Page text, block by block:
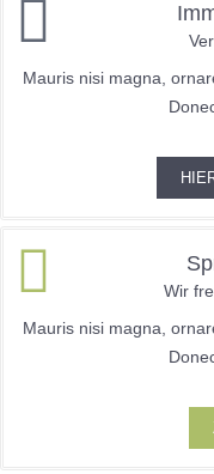
Mauris nisi magna,
Wir
Mauris nisi magna,